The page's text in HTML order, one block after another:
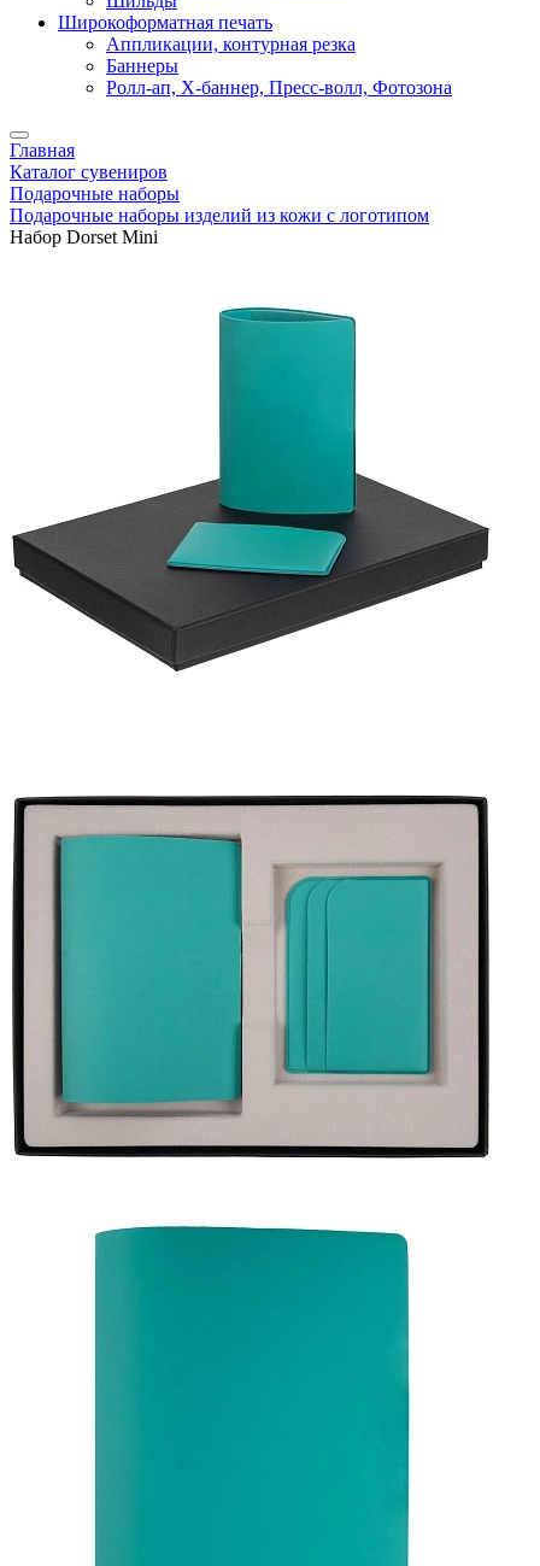
Широкоформатная печать
Аппликации, контурная резка
Баннеры
Ролл-ап, X-баннер, Пресс-волл, Фотозона
Главная
Каталог сувениров
Подарочные наборы
Подарочные наборы изделий из кожи с логотипом
Набор Dorset Mini